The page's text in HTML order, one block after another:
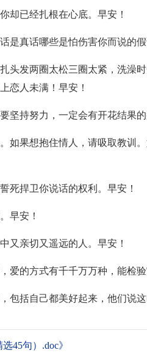
却已经扎根在心底。早安！
是真话哪些是怕伤害你而说的假
头发两圈太松三圈太紧，洗澡
恋人未满！早安！
坚持努力，一定会有开花结果的
如果想抱住情人，请吸取教训
死捍卫你说话的权利。早安！
早安！
又亲切又遥远的人。早安！
爱的方式有千千万万种，能检
包括自己都美好起来，他们说这
45句）.doc》